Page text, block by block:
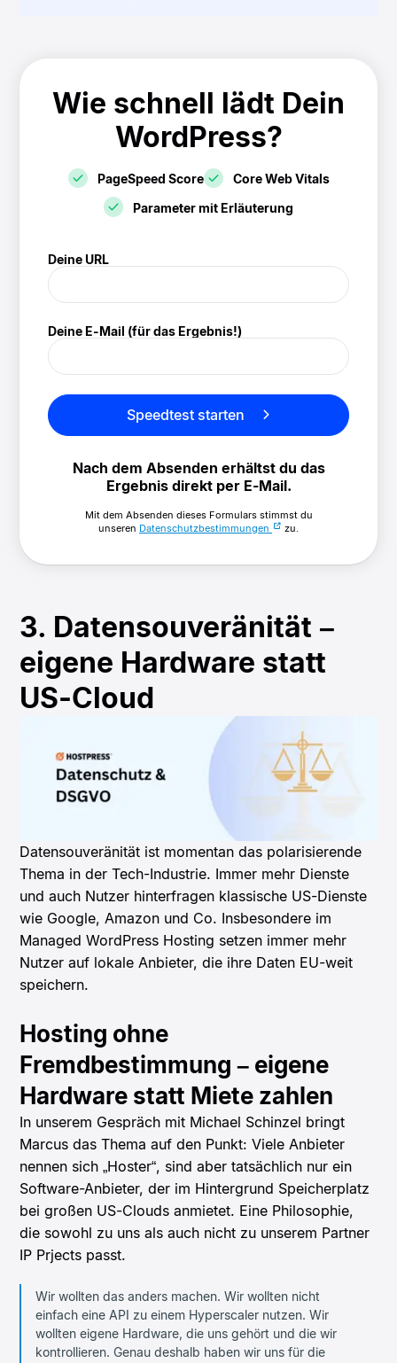
Wie schnell lädt Dein
WordPress?
PageSpeed Score
Core Web Vitals
Parameter mit Erläuterung
(/speedtest)
Deine URL
Deine E-Mail (für das Ergebnis!)
Speedtest starten
Nach dem Absenden erhältst du das
Ergebnis direkt per E-Mail.
Mit dem Absenden dieses Formulars stimmst du
unseren Datenschutzbestimmungen zu.
3. Datensouveränität –
eigene Hardware statt
US-Cloud
Datensouveränität ist momentan das polarisierende
Thema in der Tech-Industrie. Immer mehr Dienste
und auch Nutzer hinterfragen klassische US-Dienste
wie Google, Amazon und Co. Insbesondere im
Managed WordPress Hosting setzen immer mehr
Nutzer auf lokale Anbieter, die ihre Daten EU-weit
speichern.
Hosting ohne
Fremdbestimmung – eigene
Hardware statt Miete zahlen
In unserem Gespräch mit Michael Schinzel bringt
Marcus das Thema auf den Punkt: Viele Anbieter
nennen sich „Hoster“, sind aber tatsächlich nur ein
Software-Anbieter, der im Hintergrund Speicherplatz
bei großen US-Clouds anmietet. Eine Philosophie,
die sowohl zu uns als auch nicht zu unserem Partner
IP Prjects passt.
Wir wollten das anders machen. Wir wollten nicht
einfach eine API zu einem Hyperscaler nutzen. Wir
wollten eigene Hardware, die uns gehört und die wir
kontrollieren. Genau deshalb haben wir uns für die